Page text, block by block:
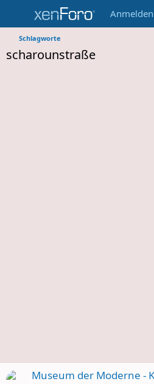
Anmelden
Schlagworte
scharounstraße
Museum der Moderne -